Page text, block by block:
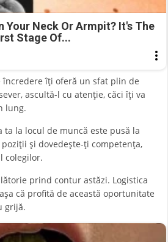
Your Neck Or Armpit? It's The
Stage Of...
încredere îți oferă un sfat plin de
ascultă-l cu atenție, căci îți va
lung.
ta la locul de muncă este pusă la
și dovedește-ți competența,
colegilor.
prind contur astăzi. Logistica
că profită de această oportunitate
grijă.